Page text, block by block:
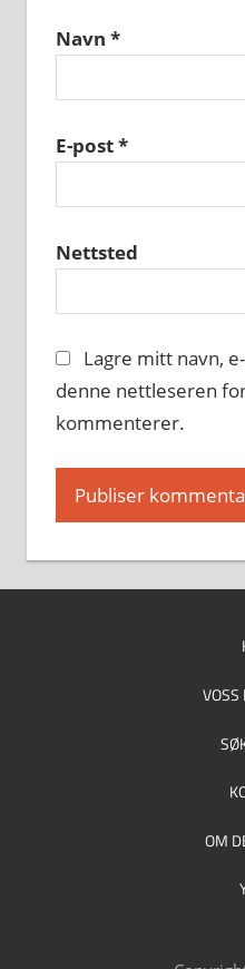
Navn *
E-post*
Nettsted
Lagre mitt navn,
denne nettleseren
kommenterer.
VOSS
OM